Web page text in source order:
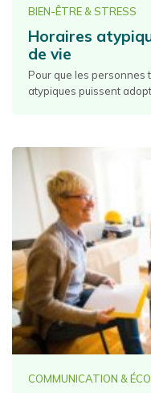
BIEN-ÊTRE & STRESS
Horaires
de vie
Pour que les personnes
atypiques puissent
COMMUNICATION &